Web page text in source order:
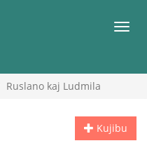
Ruslano kaj Ludmila
Kujibu